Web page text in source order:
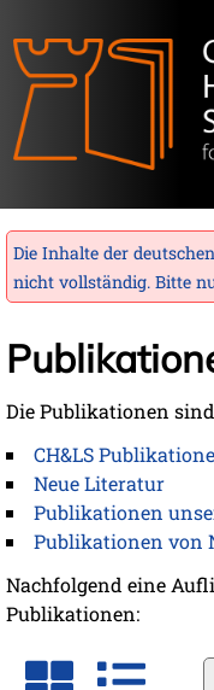
Die Inhalte der
nicht vollständig. Bitte
Die Publikationen
CH&LS
Neue Literatur
Publikationen
Publikationen von
Nachfolgend eine
Publikationen: